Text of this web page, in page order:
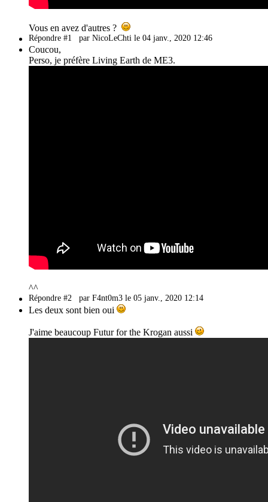
Vous en avez d'autres ?
Répondre #1 par NicoLeChti le 04 janv., 2020 12:46
Coucou,
Perso, je préfère Living Earth de ME3.
^^
Répondre #2 par F4nt0m3 le 05 janv., 2020 12:14
Les deux sont bien oui
J'aime beaucoup Futur for the Krogan aussi